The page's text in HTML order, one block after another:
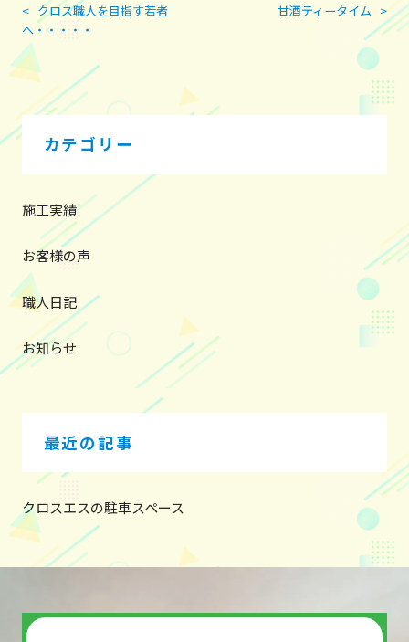
投
稿
ナ
ビ
ゲ
ー
ン
< クロス職人を目指す若者
へ・・・・・
甘酒ティータイム >
カテゴリー
施工実績
お客様の声
職人日記
お知らせ
最近の記事
クロスエスの駐車スペース